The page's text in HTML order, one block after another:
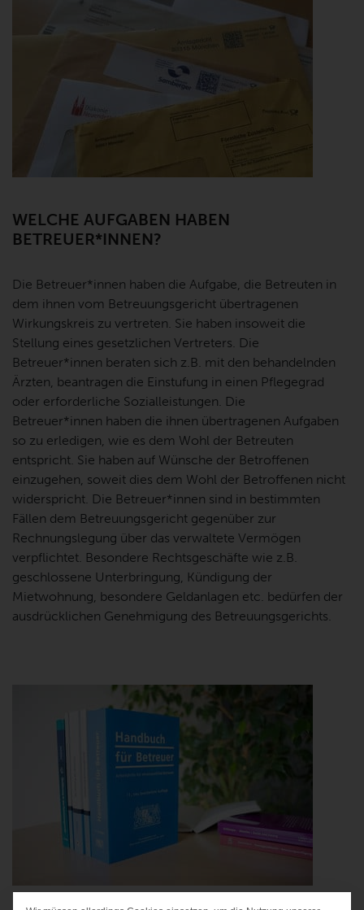
WELCHE AUFGABEN HABEN
BETREUER*INNEN?
Die Betreuer*innen haben die Aufgabe, die Betreuten in
dem ihnen vom Betreuungsgericht übertragenen
Wirkungskreis zu vertreten. Sie haben insoweit die
Stellung eines gesetzlichen Vertreters. Die
Betreuer*innen beraten sich z.B. mit den behandelnden
Ärzten, beantragen die Einstufung in einen Pflegegrad
oder erforderliche Sozialleistungen. Die
Betreuer*innen haben die ihnen übertragenen Aufgaben
so zu erledigen, wie es dem Wohl der Betreuten
entspricht. Sie haben auf Wünsche der Betroffenen
einzugehen, soweit dies dem Wohl der Betroffenen nicht
widerspricht. Die Betreuer*innen sind in bestimmten
Fällen dem Betreuungsgericht gegenüber zur
Rechnungslegung über das verwaltete Vermögen
verpflichtet. Besondere Rechtsgeschäfte wie z.B.
geschlossene Unterbringung, Kündigung der
Mietwohnung, besondere Geldanlagen etc. bedürfen der
ausdrücklichen Genehmigung des Betreuungsgerichts.